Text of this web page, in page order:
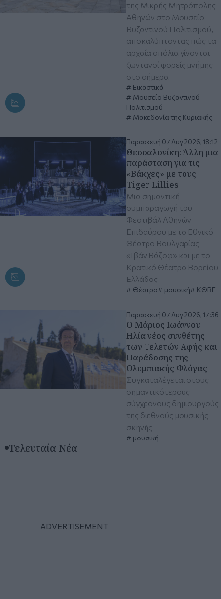
της Μικρής Μητρόπολης
Αθηνών στο Μουσείο
Βυζαντινού Πολιτισμού,
αποκαλύπτοντας πώς τα
αρχαία σπόλια γίνονται
ζωντανοί φορείς μνήμης
στο σήμερα
Εικαστικά
Μουσείο Βυζαντινού
Πολιτισμού
Μακεδονία της Κυριακής
Παρασκευή 07 Αυγ 2026, 18:12
Θεσσαλονίκη: Άλλη μια
παράσταση για τις
«Βάκχες» με τους
Tiger Lillies
Μια σημαντική
συμπαραγωγή του
Φεστιβάλ Αθηνών
Επιδαύρου με το Εθνικό
Θέατρο Βουλγαρίας
«Ιβάν Βάζοφ» και με το
Κρατικό Θέατρο Βορείου
Ελλάδος
Θέατρο μουσική ΚΘΒΕ
Παρασκευή 07 Αυγ 2026, 17:36
Ο Μάριος Ιωάννου
Ηλία νέος συνθέτης
των Τελετών Αφής και
Παράδοσης της
Ολυμπιακής Φλόγας
Συγκαταλέγεται στους
σημαντικότερους
σύγχρονους δημιουργούς
της διεθνούς μουσικής
σκηνής
μουσική
Τελευταία Νέα